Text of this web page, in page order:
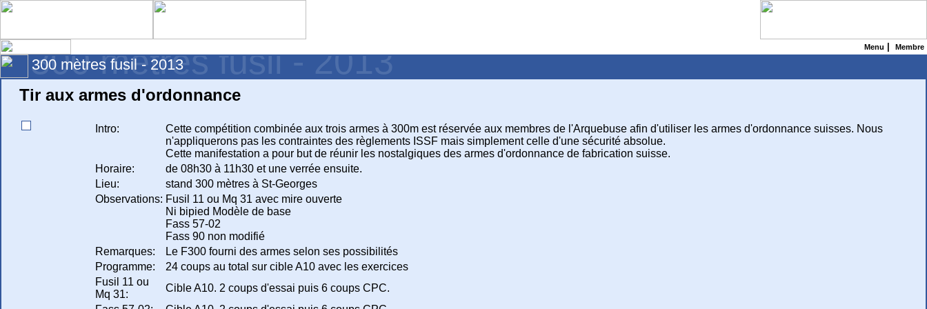
Menu Membre
300 mètres fusil - 2013
300 mètres fusil - 2013
Tir aux armes d'ordonnance
Intro:
Cette compétition combinée aux trois armes à 300m est réservée aux membres de l'Arquebuse afin d'utiliser les armes d'ordonnance suisses. Nous
n'appliquerons pas les contraintes des règlements ISSF mais simplement celle d'une sécurité absolue.
Cette manifestation a pour but de réunir les nostalgiques des armes d'ordonnance de fabrication suisse.
Horaire:
de 08h30 à 11h30 et une verrée ensuite.
Lieu:
stand 300 mètres à St-Georges
Observations: Fusil 11 ou Mq 31 avec mire ouverte
Ni bipied Modèle de base
Fass 57-02
Fass 90 non modifié
Remarques:
Le F300 fourni des armes selon ses possibilités
Programme:
24 coups au total sur cible A10 avec les exercices
Fusil 11 ou
Mq 31:
Cible A10. 2 coups d'essai puis 6 coups CPC.